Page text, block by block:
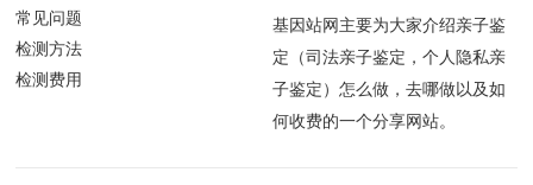
常见问题
检测方法
检测费用
基因站网主要为大家介绍亲子鉴
定（司法亲子鉴定，个人隐私亲
子鉴定）怎么做，去哪做以及如
何收费的一个分享网站。